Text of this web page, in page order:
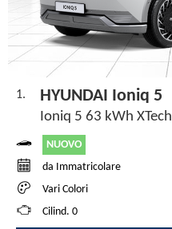
1. HYUNDAI Ioniq 5
Ioniq 5 63 kWh XTech
NUOVO
da Immatricolare
Vari Colori
Cilind. 0